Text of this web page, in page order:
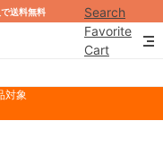
送料無料
Search
Favorite
Cart
対象